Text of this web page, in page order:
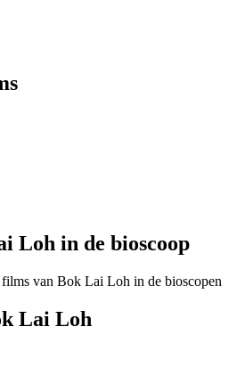
Loh in de bioscoop
films van Bok Lai Loh in de bioscopen
Lai Loh